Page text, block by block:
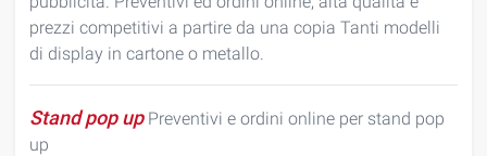
prezzi competitivi a partire da una copia Tanti modelli
di display in cartone o metallo.
Stand pop upPreventivi e ordini online per stand pop
up